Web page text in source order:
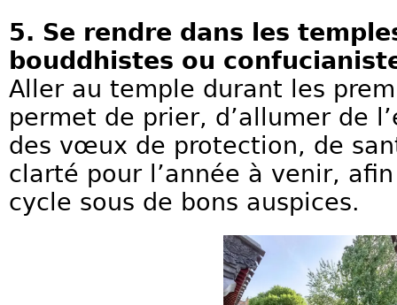
5. Se rendre dans les
bouddhistes ou
Aller au temple durant les
permet de prier, d’allumer de
des vœux de protection, de
clarté pour l’année à venir,
cycle sous de bons auspices.